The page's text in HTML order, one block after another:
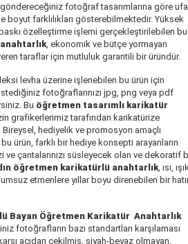
fotoğraf tasarımlarına göre
boyut farklılıkları gösterebilmektedir. Yüksek
özelleştirme işlemi gerçekleştirilebilen bu
, ekonomik ve bütçe yormayan
taraflar için mutluluk garantili bir üründür.
levha üzerine işlenebilen bu ürün için
istediğiniz fotoğraflarınızı jpg, png veya pdf
Bu öğretmen tasarımlı karikatür
grafikerlerimiz tarafından karikatürize
hediyelik ve promosyon amaçlı
ürün, farklı bir hediye konsepti arayanların
ve çantalarınızı süsleyecek olan ve dekoratif
öğretmen karikatürlü anahtarlık, ısı,
etmenlere yıllar boyu direnebilen bir
Bayan Öğretmen Karikatür Anahtarlık
fotoğrafların bazı standartları karşılaması
açıdan çekilmiş, siyah-beyaz olmayan,